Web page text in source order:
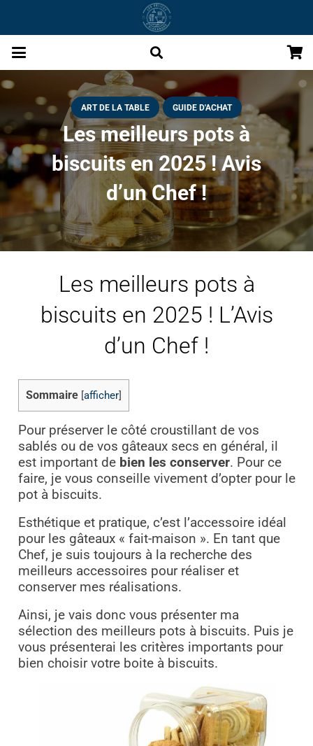
ART DE LA TABLE GUIDE D'ACHAT
Les meilleurs pots à
biscuits en 2025 ! Avis
d’un Chef !
Les meilleurs pots à
biscuits en 2025 ! L’Avis
d’un Chef !
Sommaire afficher]
Pour préserver le côté croustillant de vos
sablés ou de vos gâteaux secs en général, il
est important de bien les conserver. Pour ce
faire, je vous conseille vivement d’opter pour le
pot à biscuits.
Esthétique et pratique, c’est l’accessoire idéal
pour les gâteaux « fait-maison ». En tant que
Chef, je suis toujours à la recherche des
meilleurs accessoires pour réaliser et
conserver mes réalisations.
Ainsi, je vais donc vous présenter ma
sélection des meilleurs pots à biscuits. Puis je
vous présenterai les critères importants pour
bien choisir votre boite à biscuits.